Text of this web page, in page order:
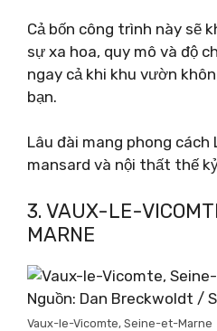
Cả bốn công trình này sẽ
sự xa hoa, quy mô và độ
ngay cả khi khu vườn
bạn.
Lâu đài mang phong cách
mansard và nội thất thế
3. VAUX-LE-
MARNE
Nguồn: Dan Breckwoldt /
Vaux-le-Vicomte, Seine-et-Marne